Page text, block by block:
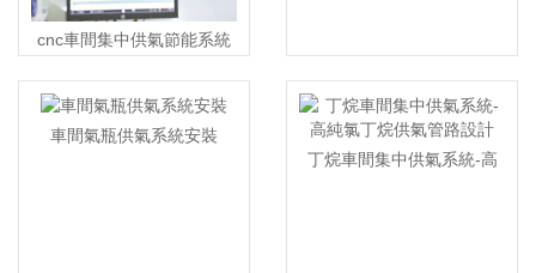
cnc車間集中供氣節能系統
車間氣瓶供氣系統安裝
丁烷車間集中供氣系統-高